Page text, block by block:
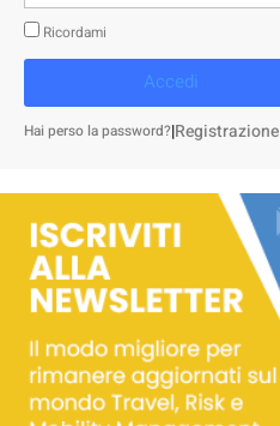
Ricordami
Accedi
Hai perso la password?|Registrazione